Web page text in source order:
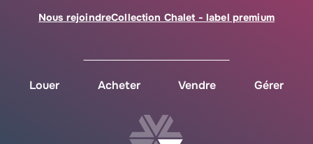
Nous rejoindreCollection Chalet - label premium
Louer Acheter Vendre Gérer